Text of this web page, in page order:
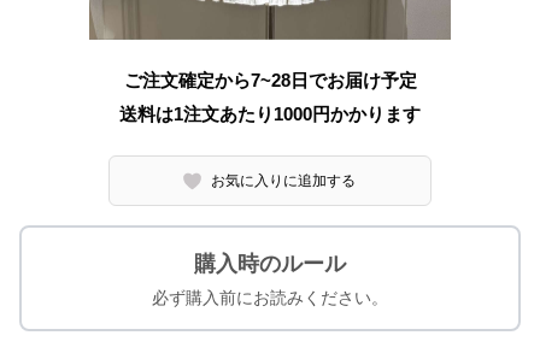
ご注文確定から7~28日でお届け予定
送料は1注文あたり 1000円かかります
お気に入りに追加する
購入時のルール
必ず購入前にお読みください。